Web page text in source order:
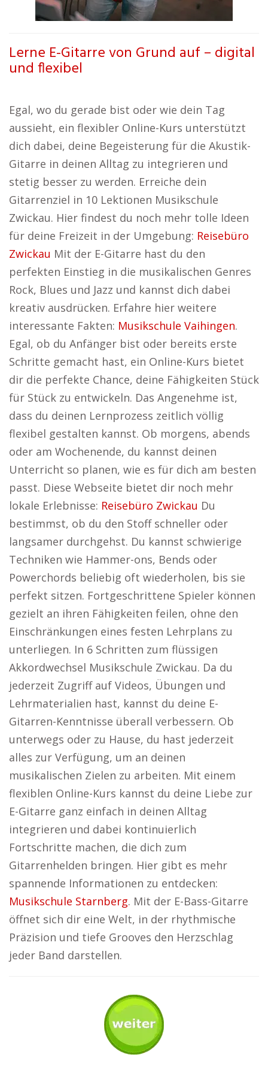
Lerne E-Gitarre von Grund auf – digital
und flexibel
Egal, wo du gerade bist oder wie dein Tag
aussieht, ein flexibler Online-Kurs unterstützt
dich dabei, deine Begeisterung für die Akustik-
Gitarre in deinen Alltag zu integrieren und
stetig besser zu werden. Erreiche dein
Gitarrenziel in 10 Lektionen Musikschule
Zwickau. Hier findest du noch mehr tolle Ideen
für deine Freizeit in der Umgebung: Reisebüro
Zwickau Mit der E-Gitarre hast du den
perfekten Einstieg in die musikalischen Genres
Rock, Blues und Jazz und kannst dich dabei
kreativ ausdrücken. Erfahre hier weitere
interessante Fakten: Musikschule Vaihingen.
Egal, ob du Anfänger bist oder bereits erste
Schritte gemacht hast, ein Online-Kurs bietet
dir die perfekte Chance, deine Fähigkeiten Stück
für Stück zu entwickeln. Das Angenehme ist,
dass du deinen Lernprozess zeitlich völlig
flexibel gestalten kannst. Ob morgens, abends
oder am Wochenende, du kannst deinen
Unterricht so planen, wie es für dich am besten
passt. Diese Webseite bietet dir noch mehr
lokale Erlebnisse: Reisebüro Zwickau Du
bestimmst, ob du den Stoff schneller oder
langsamer durchgehst. Du kannst schwierige
Techniken wie Hammer-ons, Bends oder
Powerchords beliebig oft wiederholen, bis sie
perfekt sitzen. Fortgeschrittene Spieler können
gezielt an ihren Fähigkeiten feilen, ohne den
Einschränkungen eines festen Lehrplans zu
unterliegen. In 6 Schritten zum flüssigen
Akkordwechsel Musikschule Zwickau. Da du
jederzeit Zugriff auf Videos, Übungen und
Lehrmaterialien hast, kannst du deine E-
Gitarren-Kenntnisse überall verbessern. Ob
unterwegs oder zu Hause, du hast jederzeit
alles zur Verfügung, um an deinen
musikalischen Zielen zu arbeiten. Mit einem
flexiblen Online-Kurs kannst du deine Liebe zur
E-Gitarre ganz einfach in deinen Alltag
integrieren und dabei kontinuierlich
Fortschritte machen, die dich zum
Gitarrenhelden bringen. Hier gibt es mehr
spannende Informationen zu entdecken:
Musikschule Starnberg. Mit der E-Bass-Gitarre
öffnet sich dir eine Welt, in der rhythmische
Präzision und tiefe Grooves den Herzschlag
jeder Band darstellen.